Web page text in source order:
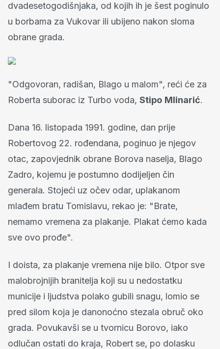
dvadesetogodišnjaka, od kojih ih je šest poginulo
u borbama za Vukovar ili ubijeno nakon sloma
obrane grada.
"Odgovoran, radišan, Blago u malom", reći će za
Roberta suborac iz Turbo voda, Stipo Mlinarić.
Dana 16. listopada 1991. godine, dan prije
Robertovog 22. rođendana, poginuo je njegov
otac, zapovjednik obrane Borova naselja, Blago
Zadro, kojemu je postumno dodijeljen čin
generala. Stojeći uz očev odar, uplakanom
mlađem bratu Tomislavu, rekao je: "Brate,
nemamo vremena za plakanje. Plakat ćemo kada
sve ovo prođe".
I doista, za plakanje vremena nije bilo. Otpor sve
malobrojnijih branitelja koji su u nedostatku
municije i ljudstva polako gubili snagu, lomio se
pred silom koja je danonoćno stezala obruč oko
grada. Povukavši se u tvornicu Borovo, iako
odlučan ostati do kraja, Robert se, po dolasku